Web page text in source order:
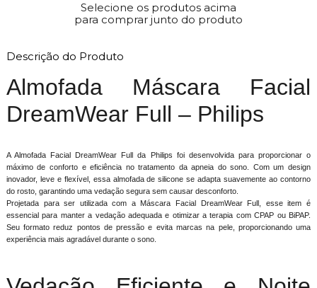
Selecione os produtos acima
para comprar junto do produto
Descrição do Produto
Almofada Máscara Facial
DreamWear Full – Philips
A Almofada Facial DreamWear Full da Philips foi desenvolvida para proporcionar o
máximo de conforto e eficiência no tratamento da apneia do sono. Com um design
inovador, leve e flexível, essa almofada de silicone se adapta suavemente ao contorno
do rosto, garantindo uma vedação segura sem causar desconforto.
Projetada para ser utilizada com a Máscara Facial DreamWear Full, esse item é
essencial para manter a vedação adequada e otimizar a terapia com CPAP ou BiPAP.
Seu formato reduz pontos de pressão e evita marcas na pele, proporcionando uma
experiência mais agradável durante o sono.